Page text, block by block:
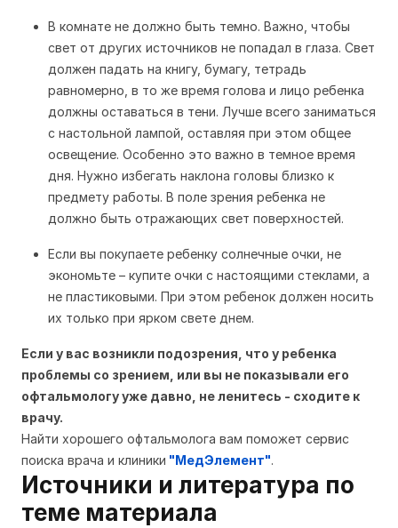
В комнате не должно быть темно. Важно, чтобы
свет от других источников не попадал в глаза. Свет
должен падать на книгу, бумагу, тетрадь
равномерно, в то же время голова и лицо ребенка
должны оставаться в тени. Лучше всего заниматься
с настольной лампой, оставляя при этом общее
освещение. Особенно это важно в темное время
дня. Нужно избегать наклона головы близко к
предмету работы. В поле зрения ребенка не
должно быть отражающих свет поверхностей.
Если вы покупаете ребенку солнечные очки, не
экономьте – купите очки с настоящими стеклами, а
не пластиковыми. При этом ребенок должен носить
их только при ярком свете днем.
Если у вас возникли подозрения, что у ребенка
проблемы со зрением, или вы не показывали его
офтальмологу уже давно, не ленитесь - сходите к
врачу.
Найти хорошего офтальмолога вам поможет сервис
поиска врача и клиники "МедЭлемент".
Источники и литература по
теме материала